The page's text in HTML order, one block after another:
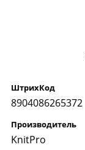
ШтрихКод
8904086265372
Производитель
KnitPro